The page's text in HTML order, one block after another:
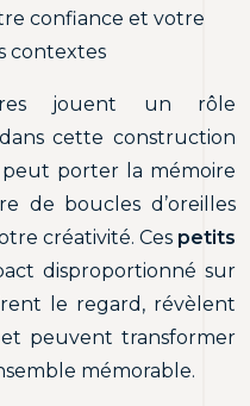
confiance et votre
contextes
jouent un rôle
cette construction
porter la mémoire
de boucles d’oreilles
créativité. Ces petits
disproportionné sur
le regard, révèlent
peuvent transformer
mémorable.